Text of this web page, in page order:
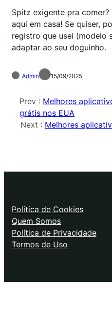
Spitz exigente pra
aqui em casa! Se quiser,
registro que usei (modelo
adaptar ao seu doguinho.
Admin 15/09/2025
Prev : Melhores
grátis nos EUA
Next : Melhores
Política de Cookies
Quem Somos
Política de Privacidade
Termos de Uso